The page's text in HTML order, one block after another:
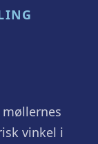
vinkel i